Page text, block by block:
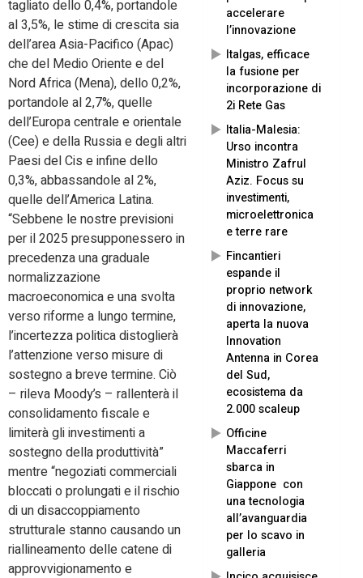
accelerare
l’innovazione
Italgas, efficace
la fusione per
incorporazione di
2i Rete Gas
Italia-Malesia:
Urso incontra
Ministro Zafrul
Aziz. Focus su
investimenti,
microelettronica
e terre rare
Fincantieri
espande il
proprio network
di innovazione,
aperta la nuova
Innovation
Antenna in Corea
del Sud,
ecosistema da
2.000 scaleup
Officine
Maccaferri
sbarca in
Giappone con
una tecnologia
all’avanguardia
per lo scavo in
galleria
tagliato dello 0,4%, portandole
al 3,5%, le stime di crescita sia
dell’area Asia-Pacifico (Apac)
che del Medio Oriente e del
Nord Africa (Mena), dello 0,2%,
portandole al 2,7%, quelle
dell’Europa centrale e orientale
(Cee) e della Russia e degli altri
Paesi del Cis e infine dello
0,3%, abbassandole al 2%,
quelle dell’America Latina.
“Sebbene le nostre previsioni
per il 2025 presupponessero in
precedenza una graduale
normalizzazione
macroeconomica e una svolta
verso riforme a lungo termine,
l’incertezza politica distoglierà
l’attenzione verso misure di
sostegno a breve termine. Ciò
– rileva Moody’s – rallenterà il
consolidamento fiscale e
limiterà gli investimenti a
sostegno della produttività”
mentre “negoziati commerciali
bloccati o prolungati e il rischio
di un disaccoppiamento
strutturale stanno causando un
riallineamento delle catene di
approvvigionamento e